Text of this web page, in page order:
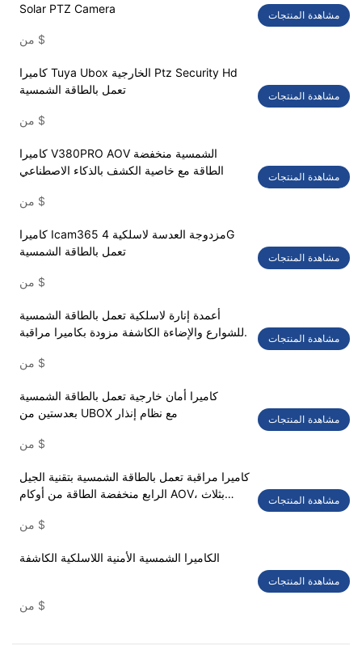
Solar PTZ Camera
$
مشاهدة المنتجات
كاميرا Tuya Ubox الخارجية Ptz Security Hd
تعمل بالطاقة الشمسية
$
مشاهدة المنتجات
كاميرا V380PRO AOV الشمسية منخفضة
الطاقة مع خاصية الكشف بالذكاء الاصطناعي
$
مشاهدة المنتجات
كاميرا Icam365 مزدوجة العدسة لاسلكية 4G
تعمل بالطاقة الشمسية
$
مشاهدة المنتجات
أعمدة إنارة لاسلكية تعمل بالطاقة الشمسية
للشوارع والإضاءة الكاشفة مزودة بكاميرا مراقبة.
$
مشاهدة المنتجات
كاميرا أمان خارجية تعمل بالطاقة الشمسية
بعدستين من UBOX مع نظام إنذار
$
مشاهدة المنتجات
كاميرا مراقبة تعمل بالطاقة الشمسية بتقنية الجيل
الرابع منخفضة الطاقة من أوكام AOV، بثلاث
$
مشاهدة المنتجات
الكاميرا الشمسية الأمنية اللاسلكية الكاشفة
$
مشاهدة المنتجات